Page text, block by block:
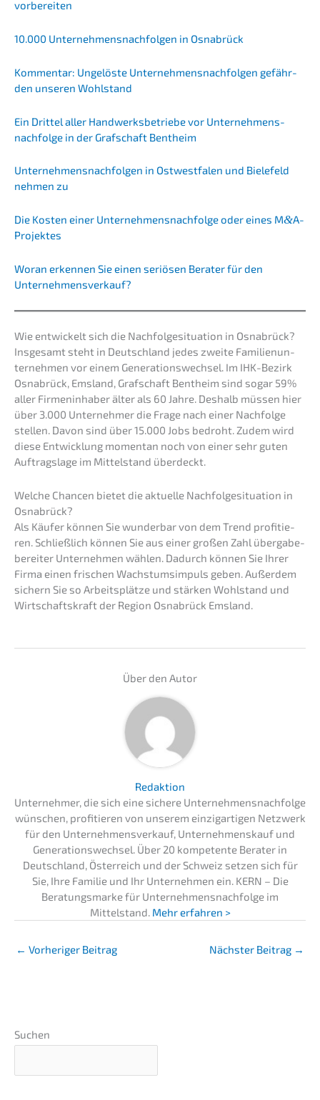
vorbereiten
10.000 Unter­neh­mens­nach­fol­gen in Osnabrück
Kommen­tar: Ungelös­te Unter­neh­mens­nach­fol­gen gefähr­
den unseren Wohlstand
Ein Drittel aller Handwerks­be­trie­be vor Unternehmens­
nachfolge in der Grafschaft Bentheim
Unter­neh­mens­nach­fol­gen in Ostwest­fa­len und Biele­feld
nehmen zu
Die Kosten einer Unternehmens­nachfolge oder eines M&A-
Projektes
Woran erken­nen Sie einen seriö­sen Berater für den
Unternehmensverkauf?
Wie entwi­ckelt sich die Nachfol­ge­si­tua­ti­on in Osnabrück?
Insge­samt steht in Deutsch­land jedes zweite Famili­en­un­
ter­neh­men vor einem Generations­wechsel. Im IHK-Bezirk
Osnabrück, Emsland, Grafschaft Bentheim sind sogar 59%
aller Firmen­in­ha­ber älter als 60 Jahre. Deshalb müssen hier
über 3.000 Unter­neh­mer die Frage nach einer Nachfol­ge
stellen. Davon sind über 15.000 Jobs bedroht. Zudem wird
diese Entwick­lung momen­tan noch von einer sehr guten
Auftrags­la­ge im Mittel­stand überdeckt.
Welche Chancen bietet die aktuel­le Nachfol­ge­si­tua­ti­on in
Osnabrück?
Als Käufer können Sie wunder­bar von dem Trend profi­tie­
ren. Schließ­lich können Sie aus einer großen Zahl überga­be­
be­rei­ter Unter­neh­men wählen. Dadurch können Sie Ihrer
Firma einen frischen Wachs­tums­im­puls geben. Außer­dem
sichern Sie so Arbeits­plät­ze und stärken Wohlstand und
Wirtschafts­kraft der Region Osnabrück Emsland.
Über den Autor
Redaktion
Unternehmer, die sich eine sichere Unternehmensnachfolge
wünschen, profitieren von unserem einzigartigen Netzwerk
für den Unternehmensverkauf, Unternehmenskauf und
Generationswechsel. Über 20 kompetente Berater in
Deutschland, Österreich und der Schweiz setzen sich für
Sie, Ihre Familie und Ihr Unternehmen ein. KERN – Die
Beratungsmarke für Unternehmensnachfolge im
Mittelstand. Mehr erfahren >
← Vorheriger Beitrag Nächster Beitrag →
Suchen